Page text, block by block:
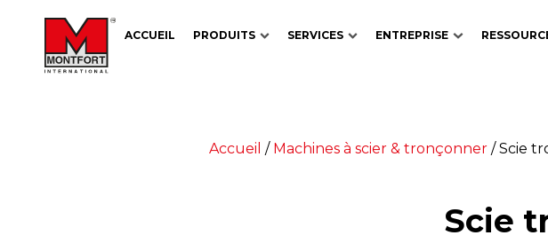
ACCUEIL PRODUITS SERVICES ENTREPRISE
Accueil / Machines à scier & tronçonner/Scie
Scie